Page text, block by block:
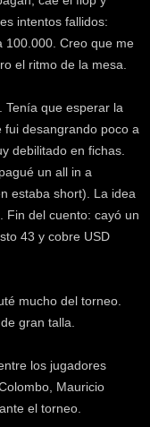
intentos fallidos:
100.000. Creo que me
el ritmo de la mesa.
Tenía que esperar la
desangrando poco a
debilitado en fichas.
un all in a
estaba short). La idea
Fin del cuento: cayó un
43 y cobre USD
mucho del torneo.
gran talla.
los jugadores
Mauricio
el torneo.